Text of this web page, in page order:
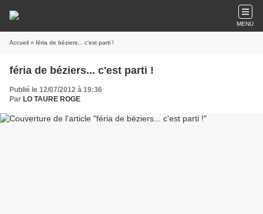
MENU
Accueil » féria de béziers... c'est parti !
féria de béziers... c'est parti !
Publié le 12/07/2012 à 19:36
Par LO TAURE ROGE